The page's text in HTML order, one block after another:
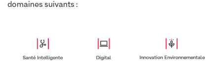
domaines suivants :